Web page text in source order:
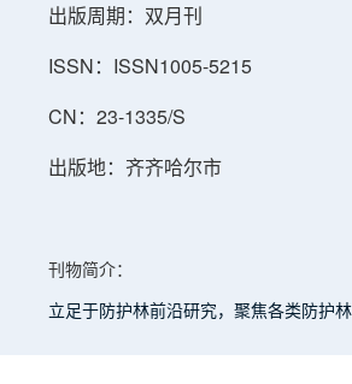
出版周期：双月刊
ISSN：ISSN1005-5215
CN：23-1335/S
出版地：齐齐哈尔市
刊物简介：
立足于防护林前沿研究，聚焦各类防护